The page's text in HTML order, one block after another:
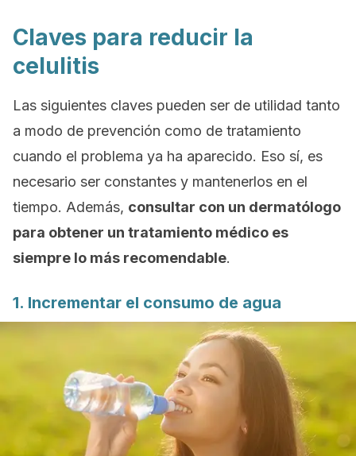
Claves para reducir la
celulitis
Las siguientes claves pueden ser de utilidad tanto
a modo de prevención como de tratamiento
cuando el problema ya ha aparecido. Eso sí, es
necesario ser constantes y mantenerlos en el
tiempo. Además, consultar con un dermatólogo
para obtener un tratamiento médico es
siempre lo más recomendable.
1. Incrementar el consumo de agua